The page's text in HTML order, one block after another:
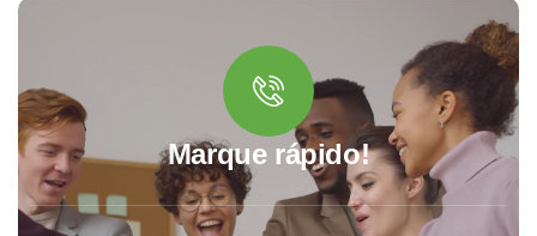
Marque rápido!